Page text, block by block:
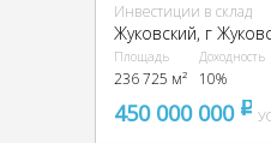
Инвестиции в склад
Площадь
236 725 м²
Доходность
10%
450 000 000